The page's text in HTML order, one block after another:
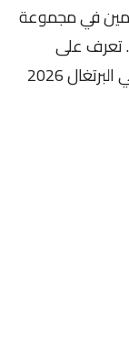
في مجموعة
تعرف على
التفاصيل أدناه للتقديم علي فرصة تطوع في البرتغال 2026